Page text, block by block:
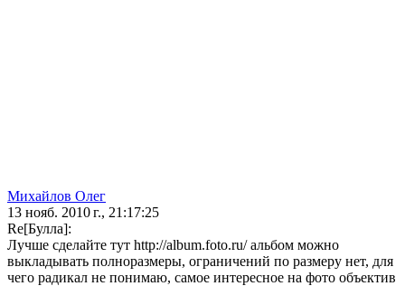
Михайлов Олег
13 нояб. 2010 г., 21:17:25
Re[Булла]:
Лучше сделайте тут http://album.foto.ru/ альбом можно
выкладывать полноразмеры, ограничений по размеру нет, для
чего радикал не понимаю, самое интересное на фото объектив